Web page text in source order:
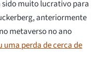
muito lucrativo para
anteriormente
metaverso no ano
uma perda de cerca de